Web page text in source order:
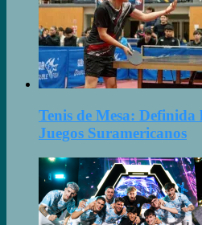
Tenis de Mesa: Definida
Juegos Suramericanos